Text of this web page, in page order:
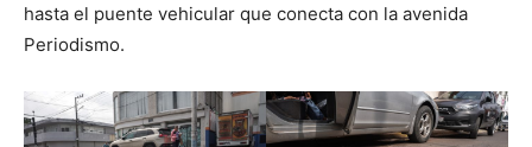
hasta el puente vehicular que conecta con la avenida
Periodismo.